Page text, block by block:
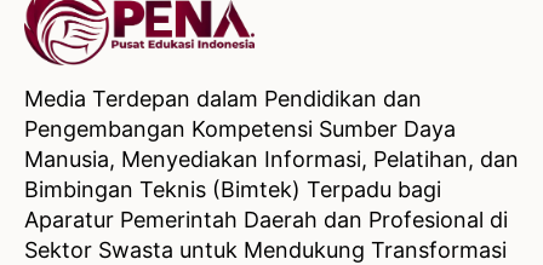
Media Terdepan dalam Pendidikan dan
Pengembangan Kompetensi Sumber Daya
Manusia, Menyediakan Informasi, Pelatihan, dan
Bimbingan Teknis (Bimtek) Terpadu bagi
Aparatur Pemerintah Daerah dan Profesional di
Sektor Swasta untuk Mendukung Transformasi